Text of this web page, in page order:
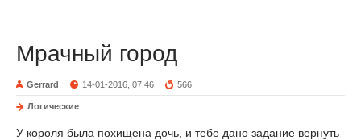
Мрачный город
Gerrard 14-01-2016, 07:46 566
Логические
У короля была похищена дочь, и тебе дано задание вернуть